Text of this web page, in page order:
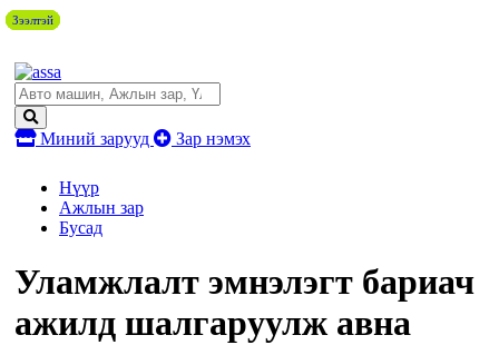
Миний зарууд Зар нэмэх
Нүүр
Ажлын зар
Бусад
Уламжлалт эмнэлэгт бариач
ажилд шалгаруулж авна
Зээлтэй
Зээлтэй
Зээлтэй
Зээлтэй
Зээлтэй